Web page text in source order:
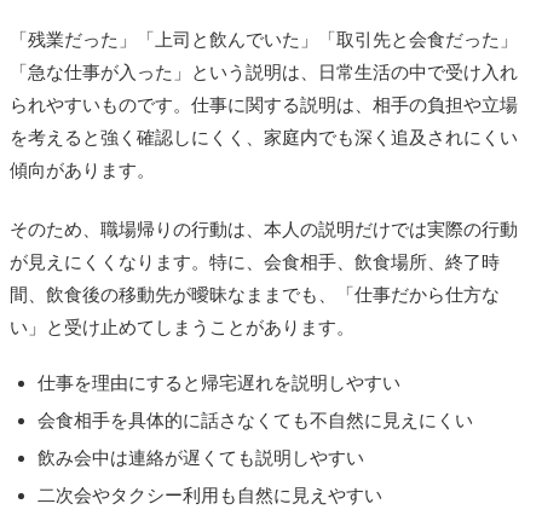
「残業だった」「上司と飲んでいた」「取引先と会食だった」
「急な仕事が入った」という説明は、日常生活の中で受け入れ
られやすいものです。仕事に関する説明は、相手の負担や立場
を考えると強く確認しにくく、家庭内でも深く追及されにくい
傾向があります。
そのため、職場帰りの行動は、本人の説明だけでは実際の行動
が見えにくくなります。特に、会食相手、飲食場所、終了時
間、飲食後の移動先が曖昧なままでも、「仕事だから仕方な
い」と受け止めてしまうことがあります。
仕事を理由にすると帰宅遅れを説明しやすい
会食相手を具体的に話さなくても不自然に見えにくい
飲み会中は連絡が遅くても説明しやすい
二次会やタクシー利用も自然に見えやすい